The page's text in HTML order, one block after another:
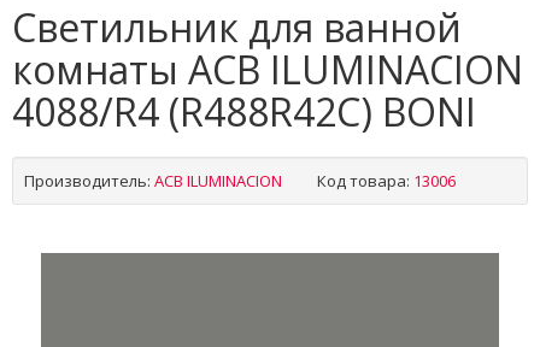
Светильник для ванной
комнаты ACB ILUMINACION
4088/R4 (R488R42C) BONI
Производитель: ACB ILUMINACION Код товара: 13006